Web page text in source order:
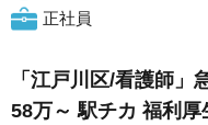
正社員
「江戸川区/看護師
58万～ 駅チカ 福利厚